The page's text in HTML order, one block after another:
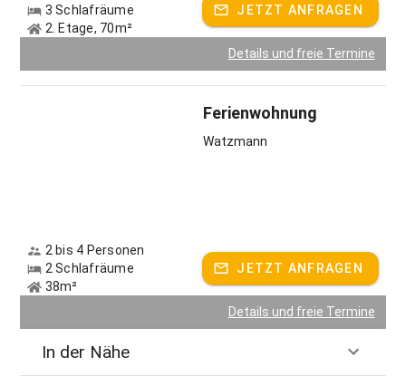
3 Schlafräume
2. Etage, 70m²
JETZT ANFRAGEN
Details und freie Termine
Ferienwohnung
Watzmann
2 bis 4 Personen
2 Schlafräume
38m²
JETZT ANFRAGEN
Details und freie Termine
In der Nähe